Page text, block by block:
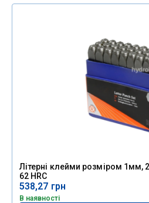
Літерні клейми розміром 1мм,
62 HRC
538,27 грн
В наявності